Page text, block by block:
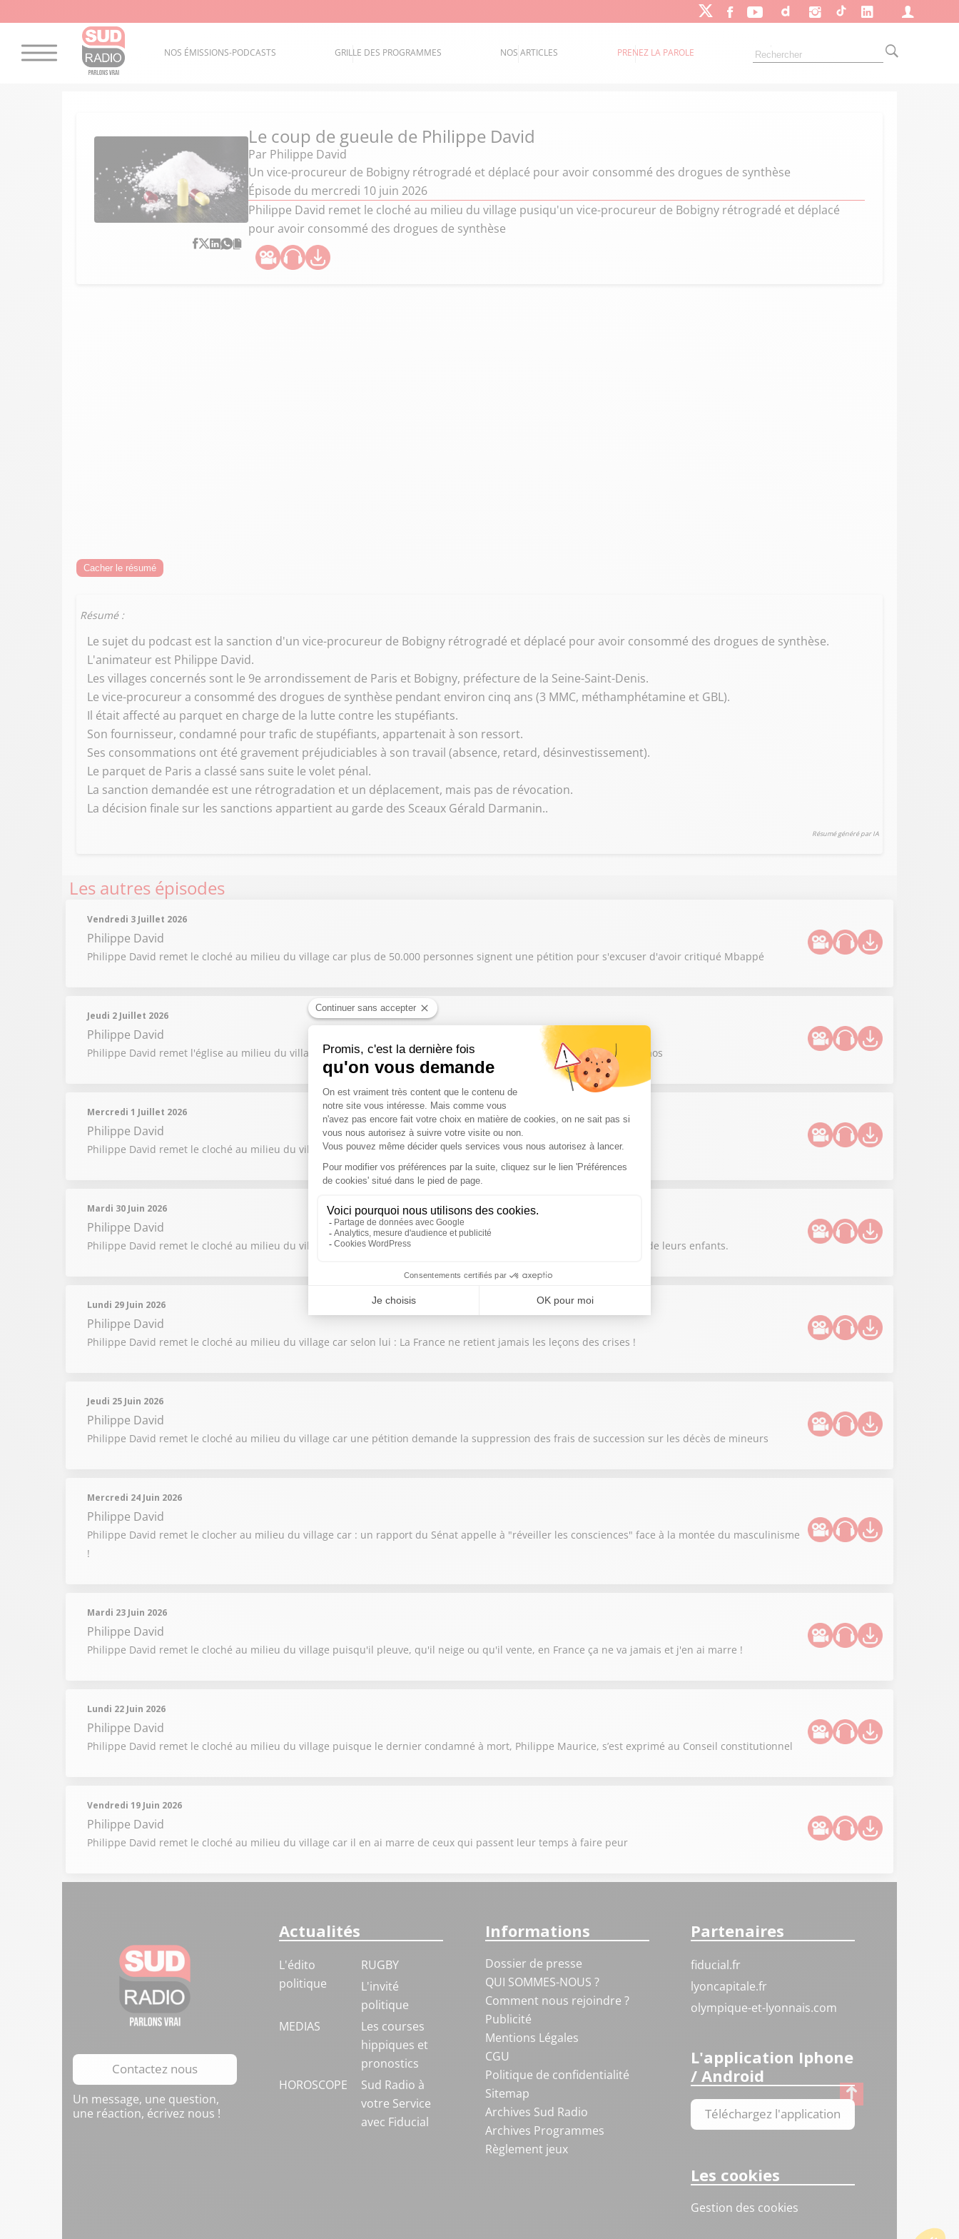
NOS ÉMISSIONS-PODCASTS GRILLE DES PROGRAMMES NOS ARTICLES PRENEZ LA PAROLE
Le coup de gueule de Philippe David
Par Philippe David
Un vice-procureur de Bobigny rétrogradé et déplacé pour avoir consommé des drogues de synthèse
Épisode du mercredi 10 juin 2026
Philippe David remet le cloché au milieu du village pusiqu'un vice-procureur de Bobigny rétrogradé et déplacé
pour avoir consommé des drogues de synthèse
Cacher le résumé
Résumé :
Le sujet du podcast est la sanction d'un vice-procureur de Bobigny rétrogradé et déplacé pour avoir consommé des drogues de synthèse.
L'animateur est Philippe David.
Les villages concernés sont le 9e arrondissement de Paris et Bobigny, préfecture de la Seine-Saint-Denis.
Le vice-procureur a consommé des drogues de synthèse pendant environ cinq ans (3 MMC, méthamphétamine et GBL).
Il était affecté au parquet en charge de la lutte contre les stupéfiants.
Son fournisseur, condamné pour trafic de stupéfiants, appartenait à son ressort.
Ses consommations ont été gravement préjudiciables à son travail (absence, retard, désinvestissement).
Le parquet de Paris a classé sans suite le volet pénal.
La sanction demandée est une rétrogradation et un déplacement, mais pas de révocation.
La décision finale sur les sanctions appartient au garde des Sceaux Gérald Darmanin..
Résumé généré par IA
Les autres épisodes
Vendredi 3 Juillet 2026
Philippe David
Philippe David remet le cloché au milieu du village car plus de 50.000 personnes signent une pétition pour s'excuser d'avoir critiqué Mbappé
Jeudi 2 Juillet 2026
Philippe David
Philippe David remet l'église au milieu du village puisque la vente de climatiseurs et ventilateurs chez Lidl vire au chaos
Mercredi 1 Juillet 2026
Philippe David
Philippe David remet le cloché au milieu du village car il en a marre de ceux qui tapent sur le foot en permanence !
Mardi 30 Juin 2026
Philippe David
Philippe David remet le cloché au milieu du village au sujet de la promesse de Gabriel Attal aux Français sur l'avenir de leurs enfants.
Lundi 29 Juin 2026
Philippe David
Philippe David remet le cloché au milieu du village car selon lui : La France ne retient jamais les leçons des crises !
Jeudi 25 Juin 2026
Philippe David
Philippe David remet le cloché au milieu du village car une pétition demande la suppression des frais de succession sur les décès de mineurs
Mercredi 24 Juin 2026
Philippe David
Philippe David remet le clocher au milieu du village car : un rapport du Sénat appelle à "réveiller les consciences" face à la montée du masculinisme
!
Mardi 23 Juin 2026
Philippe David
Philippe David remet le cloché au milieu du village puisqu'il pleuve, qu'il neige ou qu'il vente, en France ça ne va jamais et j'en ai marre !
Lundi 22 Juin 2026
Philippe David
Philippe David remet le cloché au milieu du village puisque le dernier condamné à mort, Philippe Maurice, s’est exprimé au Conseil constitutionnel
Vendredi 19 Juin 2026
Philippe David
Philippe David remet le cloché au milieu du village car il en ai marre de ceux qui passent leur temps à faire peur
Contactez nous
Un message, une question,
une réaction, écrivez nous !
Actualités
L'édito
politique
RUGBY
L'invité
politique
MEDIAS
Les courses
hippiques et
pronostics
HOROSCOPE
Sud Radio à
votre Service
avec Fiducial
Informations
Dossier de presse
QUI SOMMES-NOUS ?
Comment nous rejoindre ?
Publicité
Mentions Légales
CGU
Politique de confidentialité
Sitemap
Archives Sud Radio
Archives Programmes
Règlement jeux
Partenaires
fiducial.fr
lyoncapitale.fr
olympique-et-lyonnais.com
L'application Iphone
/ Android
Téléchargez l'application
Les cookies
Gestion des cookies